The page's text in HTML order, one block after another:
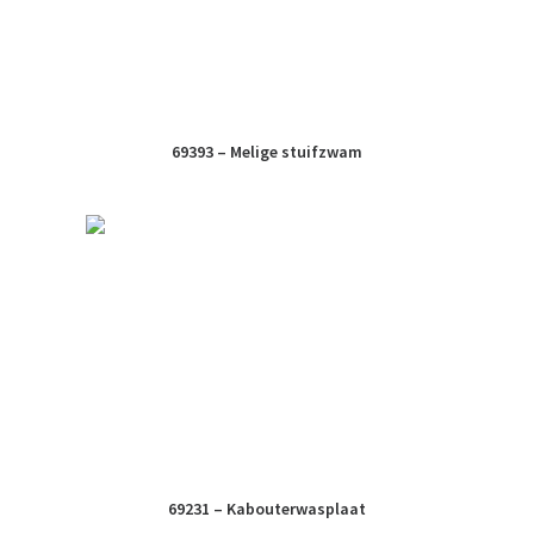
69393 – Melige stuifzwam
69231 – Kabouterwasplaat